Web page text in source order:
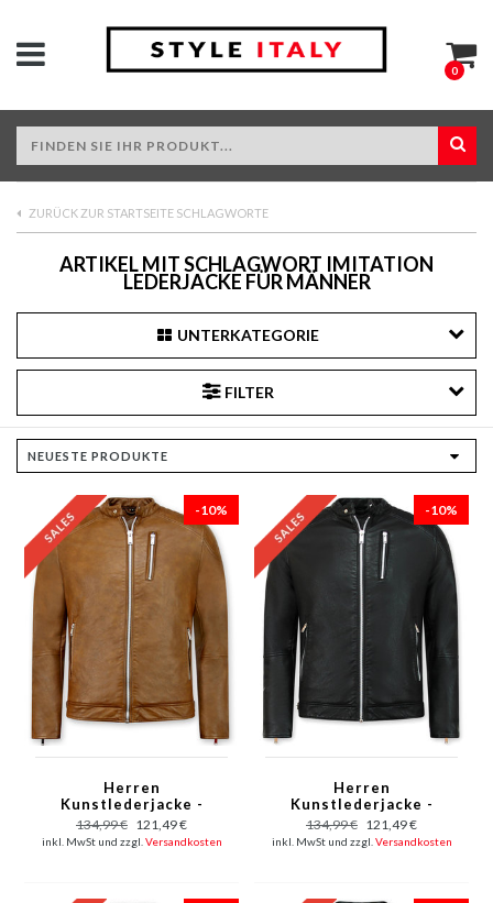
0
ZURÜCK ZUR STARTSEITE SCHLAGWORTE
ARTIKEL MIT SCHLAGWORT IMITATION
LEDERJACKE FÜR MÄNNER
UNTERKATEGORIE
FILTER
-10%
Herren
Kunstlederjacke -
Bikerjacke - Brown
134,99 € 121,49 €
inkl. MwSt und zzgl. Versandkosten
-10%
Herren
Kunstlederjacke -
Bikerjacke - Schwarz
134,99 € 121,49 €
inkl. MwSt und zzgl. Versandkosten